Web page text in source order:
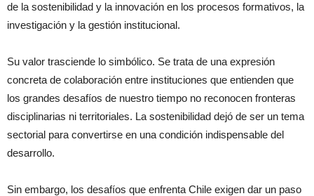
de la sostenibilidad y la innovación en los procesos formativos, la
investigación y la gestión institucional.
Su valor trasciende lo simbólico. Se trata de una expresión
concreta de colaboración entre instituciones que entienden que
los grandes desafíos de nuestro tiempo no reconocen fronteras
disciplinarias ni territoriales. La sostenibilidad dejó de ser un tema
sectorial para convertirse en una condición indispensable del
desarrollo.
Sin embargo, los desafíos que enfrenta Chile exigen dar un paso